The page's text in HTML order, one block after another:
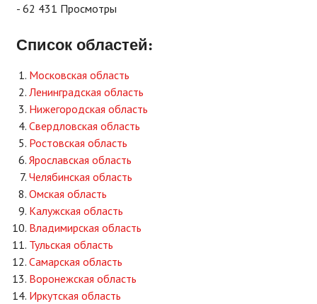
- 62 431 Просмотры
Список областей:
Московская область
Ленинградская область
Нижегородская область
Свердловская область
Ростовская область
Ярославская область
Челябинская область
Омская область
Калужская область
Владимирская область
Тульская область
Самарская область
Воронежская область
Иркутская область